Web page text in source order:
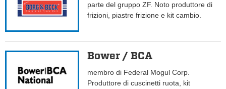
parte del gruppo ZF. Noto produttore di
frizioni, piastre frizione e kit cambio.
Bower / BCA
membro di Federal Mogul Corp.
Produttore di cuscinetti ruota, kit